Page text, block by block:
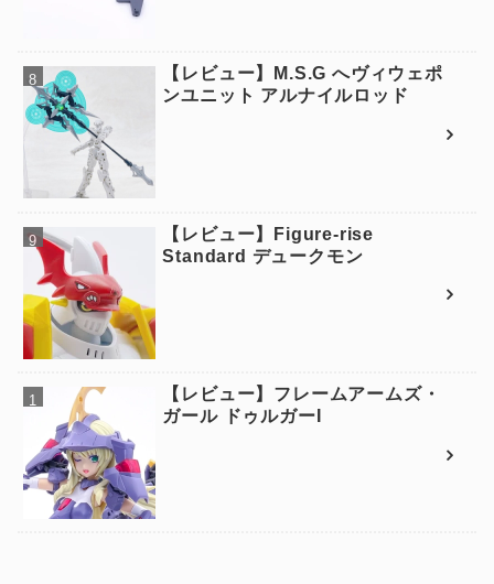
【レビュー】M.S.G へヴィウェポ
ンユニット アルナイルロッド
【レビュー】Figure-rise
Standard デュークモン
【レビュー】フレームアームズ・
ガール ドゥルガーI